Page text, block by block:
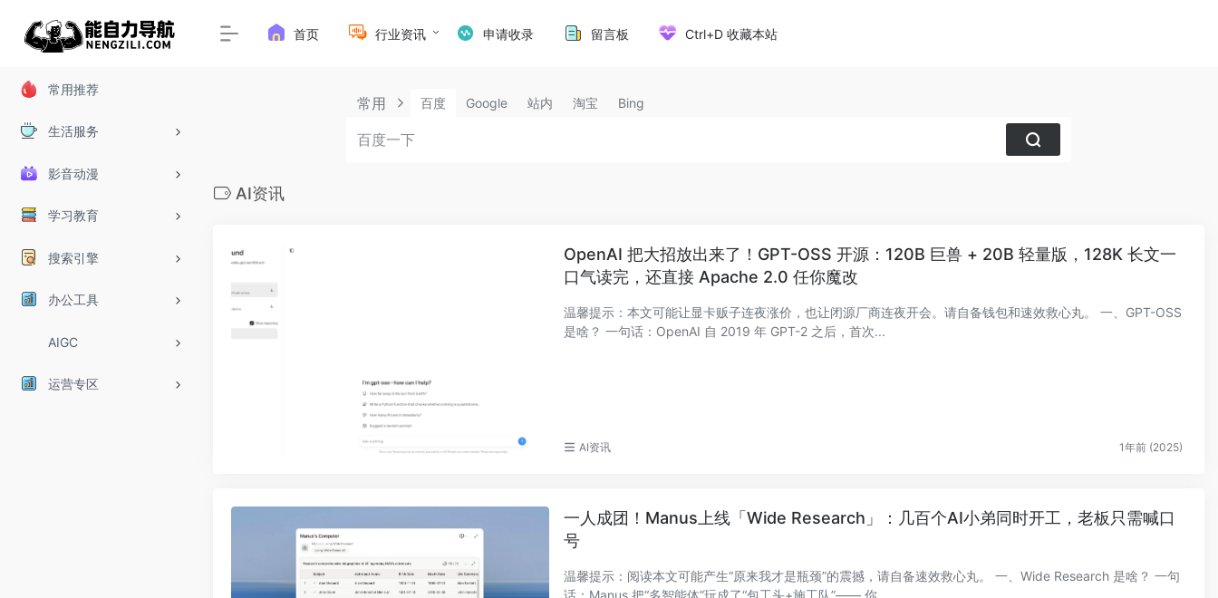
常用推荐
生活服务
影音动漫
学习教育
搜索引擎
办公工具
AIGC
运营专区
首页 行业资讯 申请收录 留言板 Ctrl+D 收藏本站
常用 百度 Google 站内 淘宝 Bing
AI资讯
OpenAI 把大招放出来了！GPT-OSS 开源：120B 巨兽 + 20B 轻量版，128K 长文一
口气读完，还直接 Apache 2.0 任你魔改
温馨提示：本文可能让显卡贩子连夜涨价，也让闭源厂商连夜开会。请自备钱包和速效救心丸。 一、GPT-OSS
是啥？ 一句话：OpenAI 自 2019 年 GPT-2 之后，首次...
AI资讯 1年前 (2025)
一人成团！Manus上线「Wide Research」：几百个AI小弟同时开工，老板只需喊口
号
温馨提示：阅读本文可能产生“原来我才是瓶颈”的震撼，请自备速效救心丸。 一、Wide Research 是啥？ 一句
话：Manus 把“多智能体”玩成了“包工头+施工队”—— 你...